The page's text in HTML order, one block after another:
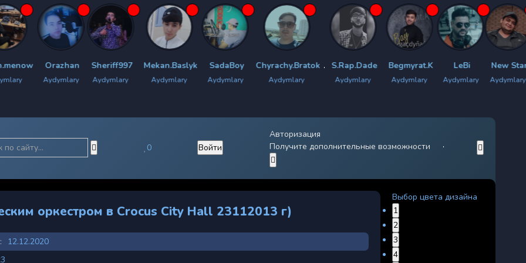
Orazhan
Aydymlary
Sheriff997
Aydymlary
Mekan.Baslyk
Aydymlary
SadaBoy
Aydymlary
Chyrachy.Bratok
Aydymlary
S.Rap.Dade
Aydymlary
Begmyrat.K
Aydymlary
LeBi
Aydymlary
New Star
Aydymlary
LiMa
0 Войти
Авторизация
Получите дополнительные возможности
оркестром в Crocus City Hall 23112013 г)
12.12.2020
Выбор цвета дизайна
1
2
3
4